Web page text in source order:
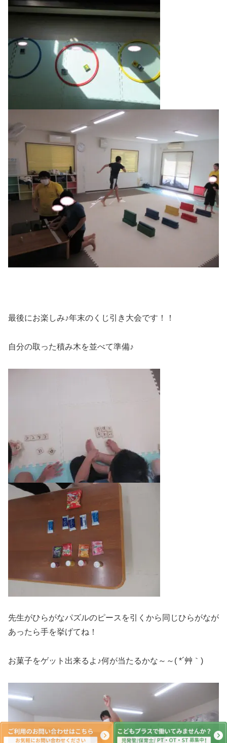
最後にお楽しみ♪年末のくじ引き大会です！！
自分の取った積み木を並べて準備♪
先生がひらがなパズルのピースを引くから同じひらがなが
あったら手を挙げてね！
お菓子をゲット出来るよ♪何が当たるかな～～( *´艸｀)